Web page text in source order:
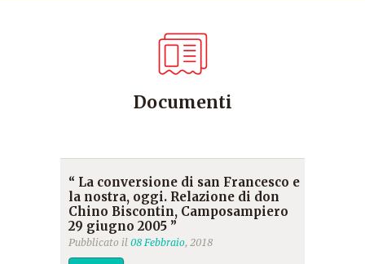
Documenti
“ La conversione di san Francesco e
la nostra, oggi. Relazione di don
Chino Biscontin, Camposampiero
29 giugno 2005 ”
Pubblicato il 08 Febbraio, 2018